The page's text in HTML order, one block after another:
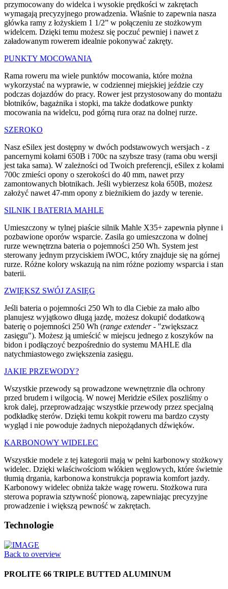
przymocowany do widelca i wysokie prędkości w zakrętach
wymagają precyzyjnego prowadzenia. Właśnie to zapewnia nasza
główka ramy z łożyskiem 1 1/2” w połączeniu ze stożkowym
widelcem. Dzięki temu możesz się poczuć pewniej i nawet z
załadowanym rowerem idealnie pokonywać zakręty.
PUNKTY MOCOWANIA
Rama roweru ma wiele punktów mocowania, które można
wykorzystać na wyprawie, w codziennej miejskiej jeździe czy
podczas dojazdów do pracy. Rower jest przystosowany do montażu
błotników, bagażnika i stopki, ma także dodatkowe punkty
mocowania na widelcu, pod górną rura oraz na dolnej rurze.
SZEROKO
Nasz eSilex jest dostępny w dwóch podstawowych wersjach - z
pancernymi kołami 650B i 700c na szybsze trasy (rama obu wersji
jest taka sama). W zależności od Twoich preferencji, eSilex z kołami
700c zmieści opony o szerokości do 40 mm, nawet przy
zamontowanych błotnikach. Jeśli wybierzesz koła 650B, możesz
założyć nawet 47-mm opony z bieżnikiem do jazdy w terenie.
SILNIK I BATERIA MAHLE
Umieszczony w tylnej piaście silnik Mahle X35+ zapewnia płynne i
pozbawione oporów wsparcie. Zasila go umieszczona w dolnej
rurze wewnętrzna bateria o pojemności 250 Wh. System jest
sterowany jednym przyciskiem iWOC, który znajduje się na górnej
rurze. Różne kolory wskazują na nim różne poziomy wsparcia i stan
baterii.
ZWIĘKSZ SWÓJ ZASIĘG
Jeśli bateria o pojemności 250 Wh to dla Ciebie za mało albo
planujesz wyjątkowo długą jazdę, możesz dokupić dodatkową
baterię o pojemności 250 Wh (range extender- "zwiększacz
zasięgu"). Możesz ją umieścić w miejscu jednego z koszyków na
bidon i podłączoyć bezpośrednio do systemu MAHLE dla
natychmiastowego zwiększenia zasięgu.
JAKIE PRZEWODY?
Wszystkie przewody są prowadzone wewnętrznie dla ochrony
przed brudem i wilgocią. W nowej Meridzie eSilex poszliśmy o
krok dalej, przeprowadzając wszystkie przewody przez specjalną
podkładkę sterów. Dzięki temu kokpit roweru ma bardzo czysty
wygląd i nie powoduje żadnych niepożądanych dźwięków.
KARBONOWY WIDELEC
Wszystkie modele z tej kategorii mają w pełni karbonowy stożkowy
widelec. Dzięki właściwościom włókien węglowych, które świetnie
tłumią drgania, karbonowa konstrukcja poprawia komfort jazdy.
Karbonowy widelec obniża także wagę roweru. Stożkowa rura
sterowa poprawia sztywność pionową, zapewniając precyzyjne
prowadzenie i większą pewność w zakrętach.
Technologie
Back to overview
PROLITE 66 TRIPLE BUTTED ALUMINUM